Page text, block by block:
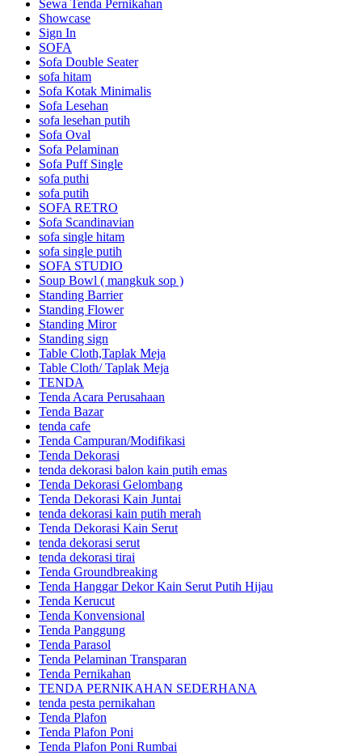
Sewa Tenda Pernikahan
Showcase
Sign In
SOFA
Sofa Double Seater
sofa hitam
Sofa Kotak Minimalis
Sofa Lesehan
sofa lesehan putih
Sofa Oval
Sofa Pelaminan
Sofa Puff Single
sofa puthi
sofa putih
SOFA RETRO
Sofa Scandinavian
sofa single hitam
sofa single putih
SOFA STUDIO
Soup Bowl ( mangkuk sop )
Standing Barrier
Standing Flower
Standing Miror
Standing sign
Table Cloth,Taplak Meja
Table Cloth/ Taplak Meja
TENDA
Tenda Acara Perusahaan
Tenda Bazar
tenda cafe
Tenda Campuran/Modifikasi
Tenda Dekorasi
tenda dekorasi balon kain putih emas
Tenda Dekorasi Gelombang
Tenda Dekorasi Kain Juntai
tenda dekorasi kain putih merah
Tenda Dekorasi Kain Serut
tenda dekorasi serut
tenda dekorasi tirai
Tenda Groundbreaking
Tenda Hanggar Dekor Kain Serut Putih Hijau
Tenda Kerucut
Tenda Konvensional
Tenda Panggung
Tenda Parasol
Tenda Pelaminan Transparan
Tenda Pernikahan
TENDA PERNIKAHAN SEDERHANA
tenda pesta pernikahan
Tenda Plafon
Tenda Plafon Poni
Tenda Plafon Poni Rumbai